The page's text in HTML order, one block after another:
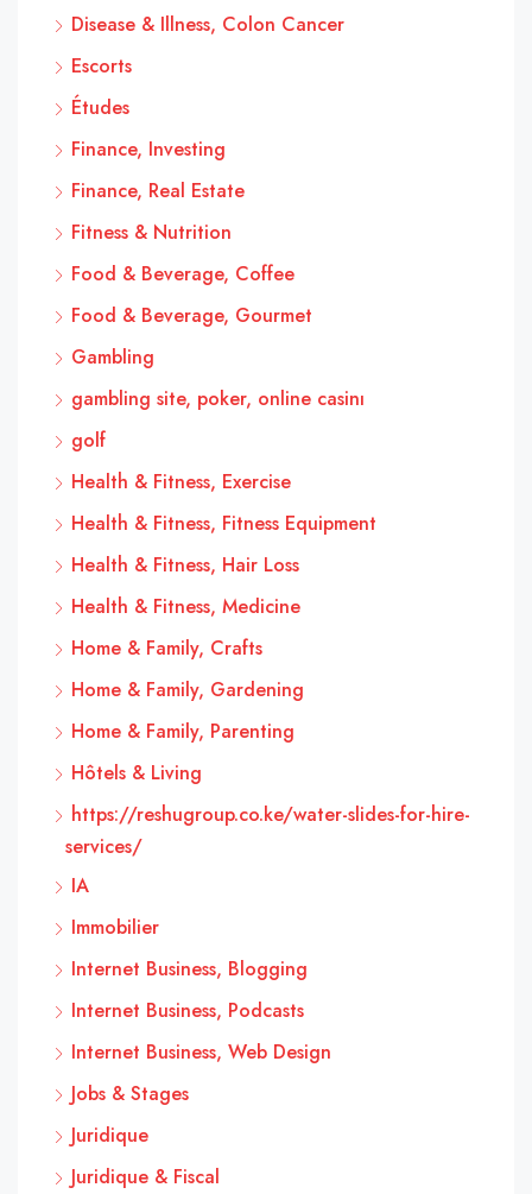
Disease & Illness, Colon Cancer
Escorts
Études
Finance, Investing
Finance, Real Estate
Fitness & Nutrition
Food & Beverage, Coffee
Food & Beverage, Gourmet
Gambling
gambling site, poker, online casinı
golf
Health & Fitness, Exercise
Health & Fitness, Fitness Equipment
Health & Fitness, Hair Loss
Health & Fitness, Medicine
Home & Family, Crafts
Home & Family, Gardening
Home & Family, Parenting
Hôtels & Living
https://reshugroup.co.ke/water-slides-for-hire-
services/
IA
Immobilier
Internet Business, Blogging
Internet Business, Podcasts
Internet Business, Web Design
Jobs & Stages
Juridique
Juridique & Fiscal